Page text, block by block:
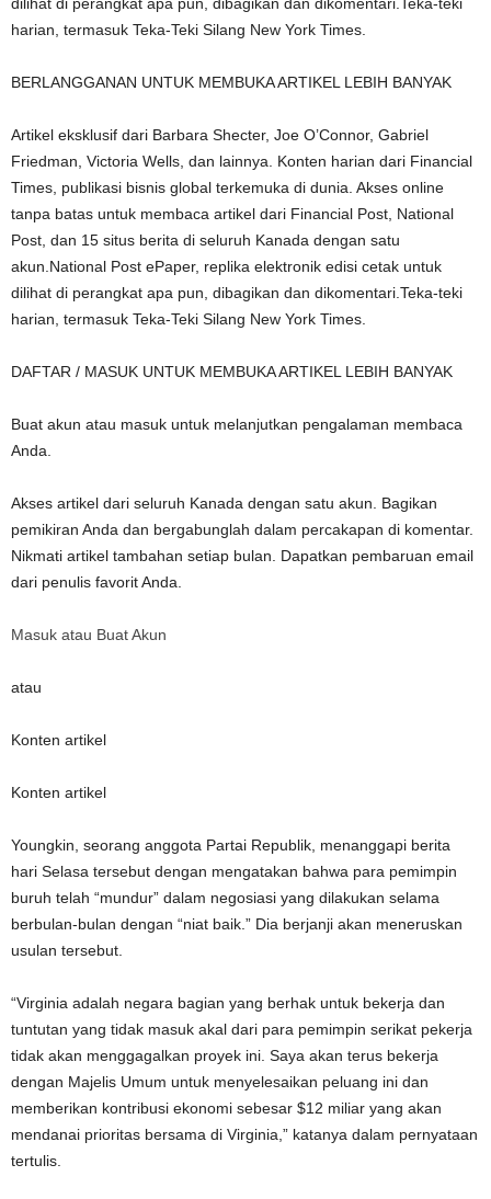
harian, termasuk Teka-Teki Silang New York Times.
BERLANGGANAN UNTUK MEMBUKA ARTIKEL LEBIH BANYAK
Artikel eksklusif dari Barbara Shecter, Joe O’Connor, Gabriel
Friedman, Victoria Wells, dan lainnya. Konten harian dari Financial
Times, publikasi bisnis global terkemuka di dunia. Akses online
tanpa batas untuk membaca artikel dari Financial Post, National
Post, dan 15 situs berita di seluruh Kanada dengan satu
akun.National Post ePaper, replika elektronik edisi cetak untuk
dilihat di perangkat apa pun, dibagikan dan dikomentari.Teka-teki
harian, termasuk Teka-Teki Silang New York Times.
DAFTAR / MASUK UNTUK MEMBUKA ARTIKEL LEBIH BANYAK
Buat akun atau masuk untuk melanjutkan pengalaman membaca
Anda.
Akses artikel dari seluruh Kanada dengan satu akun. Bagikan
pemikiran Anda dan bergabunglah dalam percakapan di komentar.
Nikmati artikel tambahan setiap bulan. Dapatkan pembaruan email
dari penulis favorit Anda.
Masuk atau Buat Akun
atau
Konten artikel
Konten artikel
Youngkin, seorang anggota Partai Republik, menanggapi berita
hari Selasa tersebut dengan mengatakan bahwa para pemimpin
buruh telah “mundur” dalam negosiasi yang dilakukan selama
berbulan-bulan dengan “niat baik.” Dia berjanji akan meneruskan
usulan tersebut.
“Virginia adalah negara bagian yang berhak untuk bekerja dan
tuntutan yang tidak masuk akal dari para pemimpin serikat pekerja
tidak akan menggagalkan proyek ini. Saya akan terus bekerja
dengan Majelis Umum untuk menyelesaikan peluang ini dan
memberikan kontribusi ekonomi sebesar $12 miliar yang akan
mendanai prioritas bersama di Virginia,” katanya dalam pernyataan
tertulis.